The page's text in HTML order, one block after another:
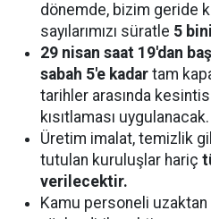
dönemde, bizim geride
sayılarımızı süratle 5
29 nisan saat 19'dan
sabah 5'e kadar tam
tarihler arasında
kısıtlaması uygulanacak.
Üretim imalat, temizlik
tutulan kuruluşlar hariç
verilecektir.
Kamu personeli uzaktan